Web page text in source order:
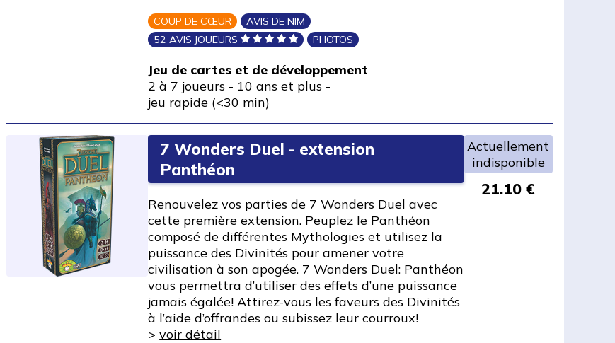
COUP DE CŒUR
AVIS DE NIM
52 AVIS JOUEURS
PHOTOS
Jeu de cartes et de développement
2 à 7 joueurs - 10 ans et plus -
jeu rapide (<30 min)
7 Wonders Duel - extension
Panthéon
Renouvelez vos parties de 7 Wonders Duel avec
cette première extension. Peuplez le Panthéon
composé de différentes Mythologies et utilisez la
puissance des Divinités pour amener votre
civilisation à son apogée. 7 Wonders Duel: Panthéon
vous permettra d’utiliser des effets d’une puissance
jamais égalée! Attirez-vous les faveurs des Divinités
à l’aide d’offrandes ou subissez leur courroux!
>voir détail
Actuellement
indisponible
21.10 €